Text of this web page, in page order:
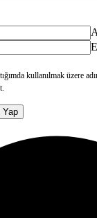
kullanılmak üzere
Yap